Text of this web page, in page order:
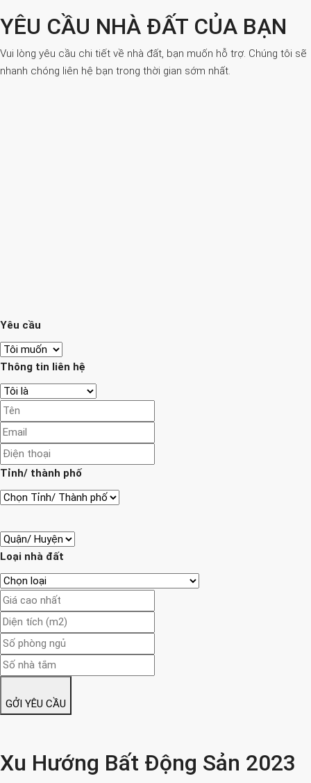
YÊU CẦU NHÀ ĐẤT CỦA BẠN
Vui lòng yêu cầu chi tiết về nhà đất, bạn muốn hỗ trợ. Chúng tôi sẽ
nhanh chóng liên hệ bạn trong thời gian sớm nhất.
Yêu cầu
Thông tin liên hệ
Tỉnh/ thành phố
Loại nhà đất
GỞI YÊU CẦU
Xu Hướng Bất Động Sản 2023